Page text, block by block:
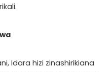
Idara hizi zinashirikiana